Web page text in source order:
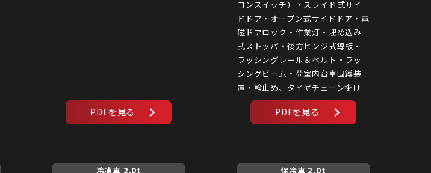
コンスイッチ）・スライド式サイ
ドドア・オープン式サイドドア・電
磁ドアロック・作業灯・埋め込み
式ストッパ・後方ヒンジ式導板・
ラッシングレール＆ベルト・ラッ
シングビーム・荷室内台車固縛装
置・輪止め、タイヤチェーン掛け
冷凍車 2.0t 保冷車 2.0t